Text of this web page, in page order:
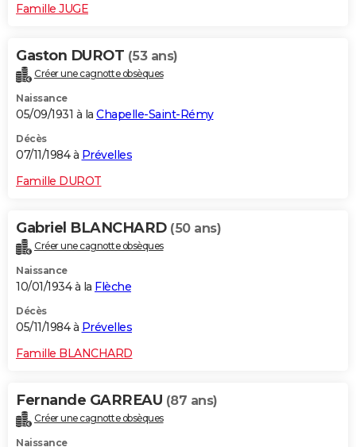
Famille JUGE
Gaston DUROT (53 ans)
Créer une cagnotte obsèques
Naissance
05/09/1931 à la Chapelle-Saint-Rémy
Décès
07/11/1984 à Prévelles
Famille DUROT
Gabriel BLANCHARD (50 ans)
Créer une cagnotte obsèques
Naissance
10/01/1934 à la Flèche
Décès
05/11/1984 à Prévelles
Famille BLANCHARD
Fernande GARREAU (87 ans)
Créer une cagnotte obsèques
Naissance